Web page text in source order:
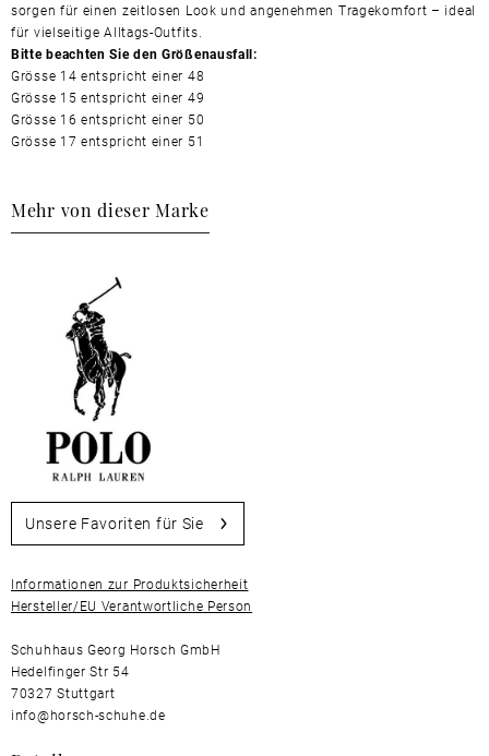
sorgen für einen zeitlosen Look und angenehmen Tragekomfort – ideal
für vielseitige Alltags-Outfits.
Bitte beachten Sie den Größenausfall:
Grösse 14 entspricht einer 48
Grösse 15 entspricht einer 49
Grösse 16 entspricht einer 50
Grösse 17 entspricht einer 51
Mehr von dieser Marke
Unsere Favoriten für Sie
Informationen zur Produktsicherheit
Hersteller/EU Verantwortliche Person
Schuhhaus Georg Horsch GmbH
Hedelfinger Str 54
70327 Stuttgart
info@horsch-schuhe.de